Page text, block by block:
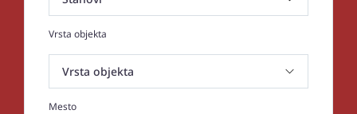
Vrsta objekta
Mesto